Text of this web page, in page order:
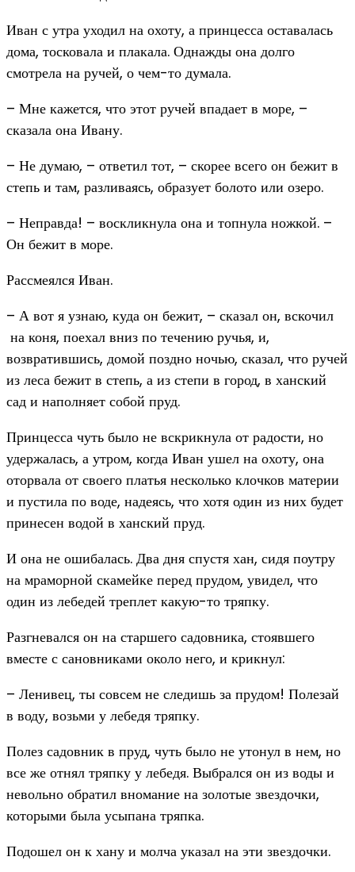
Иван с утра уходил на охоту, а принцесса оставалась
дома, тосковала и плакала. Однажды она долго
смотрела на ручей, о чем-то думала.
– Мне кажется, что этот ручей впадает в море, –
сказала она Ивану.
– Не думаю, – ответил тот, – скорее всего он бежит в
степь и там, разливаясь, образует болото или озеро.
– Неправда! – воскликнула она и топнула ножкой. –
Он бежит в море.
Рассмеялся Иван.
– А вот я узнаю, куда он бежит, – сказал он, вскочил
на коня, поехал вниз по течению ручья, и,
возвратившись, домой поздно ночью, сказал, что ручей
из леса бежит в степь, а из степи в город, в ханский
сад и наполняет собой пруд.
Принцесса чуть было не вскрикнула от радости, но
удержалась, а утром, когда Иван ушел на охоту, она
оторвала от своего платья несколько клочков материи
и пустила по воде, надеясь, что хотя один из них будет
принесен водой в ханский пруд.
И она не ошибалась. Два дня спустя хан, сидя поутру
на мраморной скамейке перед прудом, увидел, что
один из лебедей треплет какую-то тряпку.
Разгневался он на старшего садовника, стоявшего
вместе с сановниками около него, и крикнул:
– Ленивец, ты совсем не следишь за прудом! Полезай
в воду, возьми у лебедя тряпку.
Полез садовник в пруд, чуть было не утонул в нем, но
все же отнял тряпку у лебедя. Выбрался он из воды и
невольно обратил вномание на золотые звездочки,
которыми была усыпана тряпка.
Подошел он к хану и молча указал на эти звездочки.